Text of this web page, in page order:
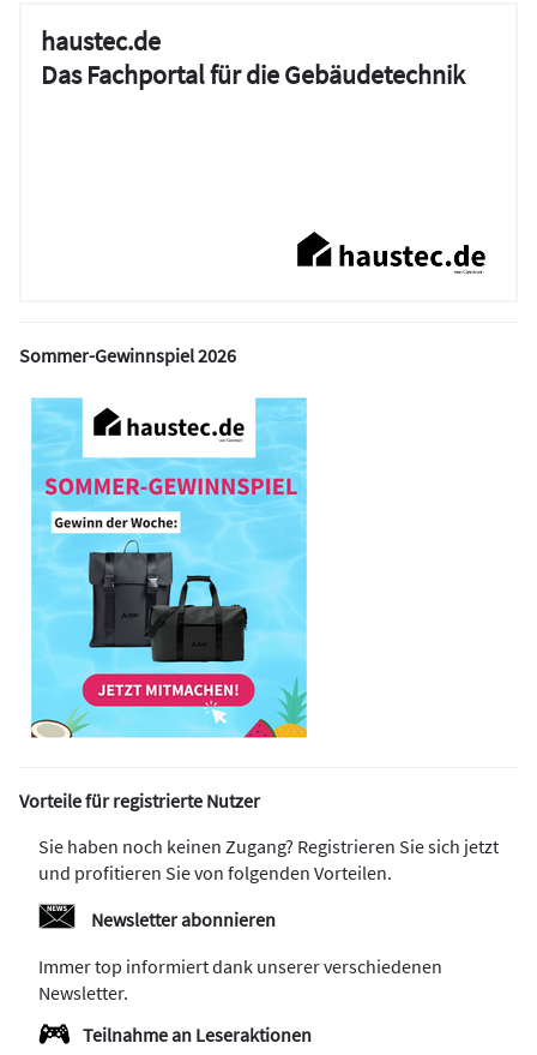
haustec.de
Das Fachportal für die Gebäudetechnik
Sommer-Gewinnspiel 2026
Vorteile für registrierte Nutzer
Sie haben noch keinen Zugang? Registrieren Sie sich jetzt
und profitieren Sie von folgenden Vorteilen.
Newsletter abonnieren
Immer top informiert dank unserer verschiedenen
Newsletter.
Teilnahme an Leseraktionen